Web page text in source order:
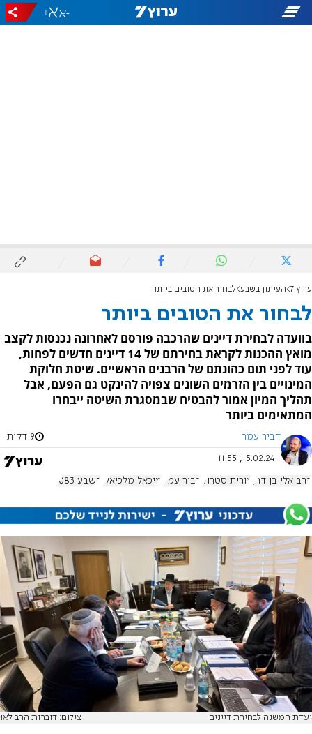
-
+
ערוץ 7 העיתון בשבע לבחור את הטובים ביותר
לבחור את הטובים ביותר
בוועדה לבחירת דיינים שהרכבה פורסם לאחרונה נכנסות לקצב
מואץ ההכנות לקראת בחירתם של 14 דיינים חדשים לפחות,
עוד לפני תום כהונתם של הרבנים הראשיים. שיטת חלוקת
המינויים בין הזרמים השונים צפויה להינקט גם הפעם, אבל
תהליך המיון אמור להבטיח שבמסגרת השיטה ייבחרו
המתאימים ביותר
דביר עמר 9 דקות
15.02.24, 11:55
הרב אלי בן דהן אורית סטרוק דביר עמר מיכאל מלכיאלי בשבע 1083
ועדת המשנה לבחירת דיינים צילום: דוברות הרב לאו